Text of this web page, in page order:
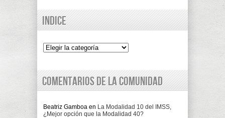
Indice
Indice
Comentarios de la comunidad
Beatriz Gamboa en La Modalidad 10 del IMSS,
¿Mejor opción que la Modalidad 40?